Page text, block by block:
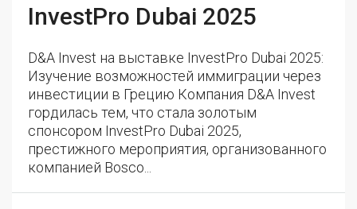
InvestPro Dubai 2025
D&A Invest на выставке InvestPro Dubai 2025:
Изучение возможностей иммиграции через
инвестиции в Грецию Компания D&A Invest
гордилась тем, что стала золотым
спонсором InvestPro Dubai 2025,
престижного мероприятия, организованного
компанией Bosco...